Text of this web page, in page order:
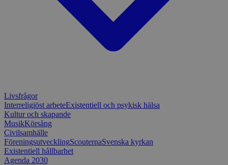
Livsfrågor
Interreligiöst arbeteExistentiell och psykisk hälsa
Kultur och skapande
MusikKörsång
Civilsamhälle
FöreningsutvecklingScouternaSvenska kyrkan
Existentiell hållbarhet
Agenda 2030